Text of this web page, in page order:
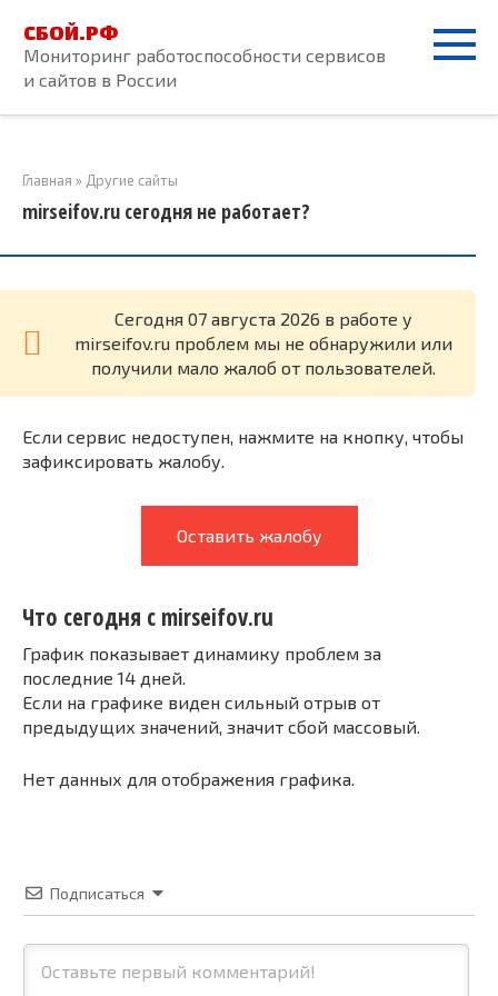
контенту
СБОЙ.РФ
Мониторинг работоспособности сервисов
и сайтов в России
Главная » Другие сайты
mirseifov.ru сегодня не работает?
Cегодня 07 августа 2026 в работе у
mirseifov.ru проблем мы не обнаружили или
получили мало жалоб от пользователей.
Если сервис недоступен, нажмите на кнопку, чтобы
зафиксировать жалобу.
Оставить жалобу
Что сегодня с mirseifov.ru
График показывает динамику проблем за
последние 14 дней.
Если на графике виден сильный отрыв от
предыдущих значений, значит сбой массовый.
Нет данных для отображения графика.
Подписаться